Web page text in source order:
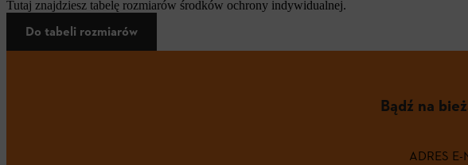
Tutaj znajdziesz tabelę rozmiarów środków ochrony indywidualnej.
Do tabeli rozmiarów
Bądź na
ADRES E-